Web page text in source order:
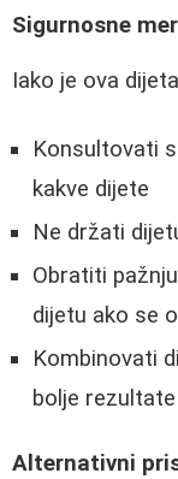
Sigurnosne
Iako je ova
Konsultovati
kakve dijete
Ne držati
Obratiti
dijetu ako se
Kombinovati
bolje rezultate
Alternativni